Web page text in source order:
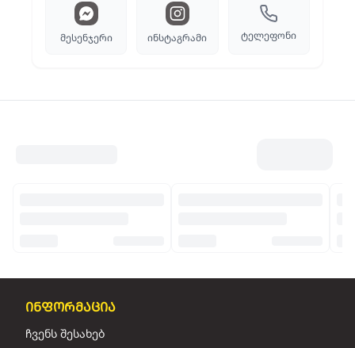
მესენჯერი ინსტაგრამი ტელეფონი
ინფორმაცია
ჩვენს შესახებ